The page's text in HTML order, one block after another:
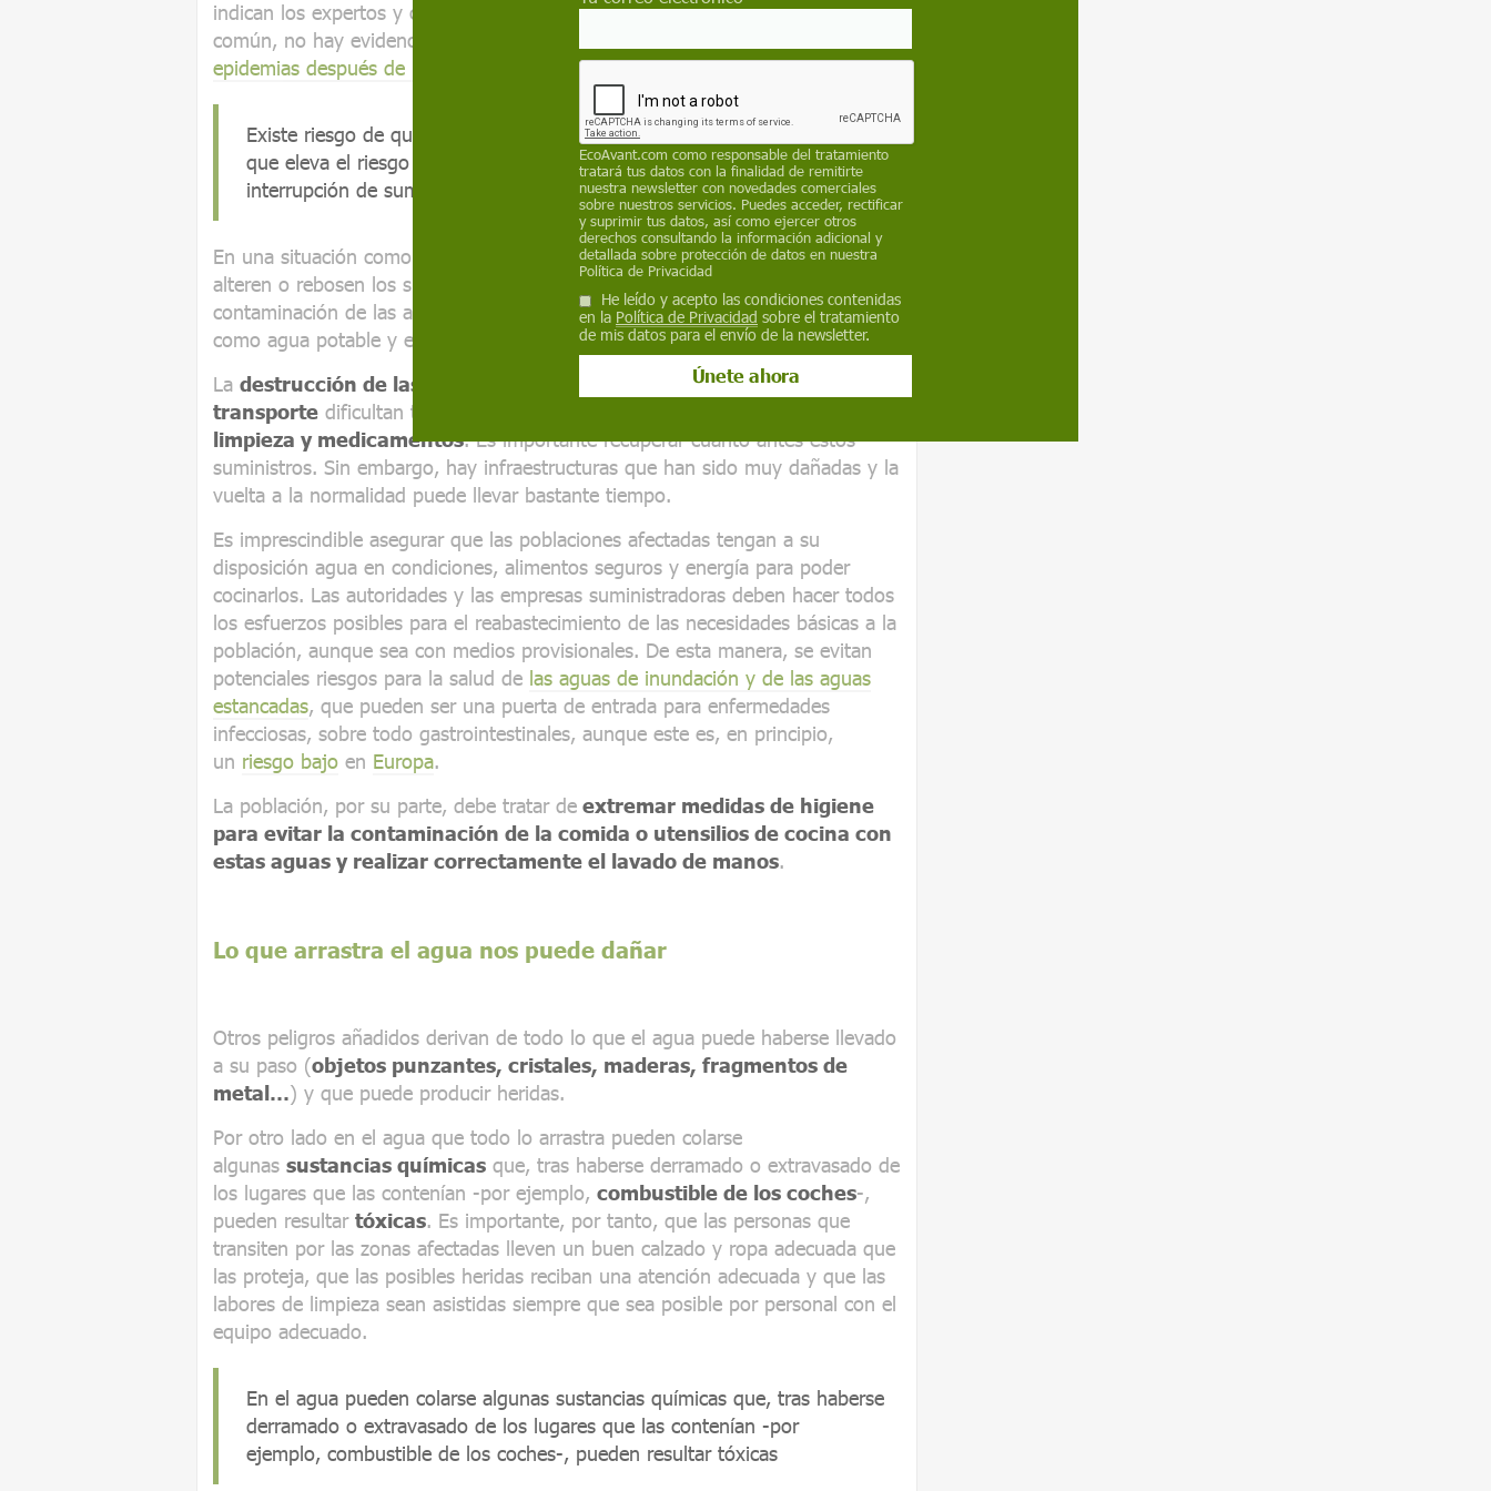
indican los expertos y organizaciones internacionales, “en contra de la creencia
común, no hay evidencia de que los cadáveres supongan
epidemias después de los desastres naturales”.
Existe riesgo de que se alteren o rebosen los sistemas de saneamiento, lo
que eleva el riesgo de contaminación de las aguas, junto con la
interrupción de suministros básicos como agua potable y electricidad
En una situación como la ocurrida, sin embargo, sí existe riesgo de que se
alteren o rebosen los sistemas de saneamiento, lo que eleva el riesgo de
contaminación de las aguas, junto con la interrupción de suministros básicos
como agua potable y electricidad.
La destrucción de las infraestructuras de comunicación y
transporte dificultan también la distribución de
limpieza y medicamentos. Es importante recuperar cuanto antes estos
suministros. Sin embargo, hay infraestructuras que han sido muy dañadas y la
vuelta a la normalidad puede llevar bastante tiempo.
Es imprescindible asegurar que las poblaciones afectadas tengan a su
disposición agua en condiciones, alimentos seguros y energía para poder
cocinarlos. Las autoridades y las empresas suministradoras deben hacer todos
los esfuerzos posibles para el reabastecimiento de las necesidades básicas a la
población, aunque sea con medios provisionales. De esta manera, se evitan
potenciales riesgos para la salud de las aguas de inundación y de las aguas
estancadas, que pueden ser una puerta de entrada para enfermedades
infecciosas, sobre todo gastrointestinales, aunque este es, en principio,
un riesgo bajo en Europa.
La población, por su parte, debe tratar de extremar medidas de higiene
para evitar la contaminación de la comida o utensilios de cocina con
estas aguas y realizar correctamente el lavado de manos.
Lo que arrastra el agua nos puede dañar
Otros peligros añadidos derivan de todo lo que el agua puede haberse llevado
a su paso (objetos punzantes, cristales, maderas, fragmentos de
metal…) y que puede producir heridas.
Por otro lado en el agua que todo lo arrastra pueden colarse
algunas sustancias químicas que, tras haberse derramado o extravasado de
los lugares que las contenían -por ejemplo, combustible de los coches-,
pueden resultar tóxicas. Es importante, por tanto, que las personas que
transiten por las zonas afectadas lleven un buen calzado y ropa adecuada que
las proteja, que las posibles heridas reciban una atención adecuada y que las
labores de limpieza sean asistidas siempre que sea posible por personal con el
equipo adecuado.
En el agua pueden colarse algunas sustancias químicas que, tras haberse
derramado o extravasado de los lugares que las contenían -por
ejemplo, combustible de los coches-, pueden resultar tóxicas
EcoAvant.com como responsable del tratamiento
tratará tus datos con la finalidad de remitirte
nuestra newsletter con novedades comerciales
sobre nuestros servicios. Puedes acceder, rectificar
y suprimir tus datos, así como ejercer otros
derechos consultando la información adicional y
detallada sobre protección de datos en nuestra
Política de Privacidad
He leído y acepto las condiciones contenidas
en la Política de Privacidad sobre el tratamiento
de mis datos para el envío de la newsletter.